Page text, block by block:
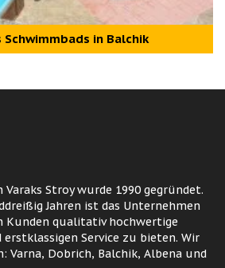
Schwimmbads in Balchik
Stroy wurde 1990 gegründet.
Jahren ist das Unternehmen
Kunden qualitativ hochwertige
Service zu bieten. Wir
Varna, Dobrich, Balchik, Albena und